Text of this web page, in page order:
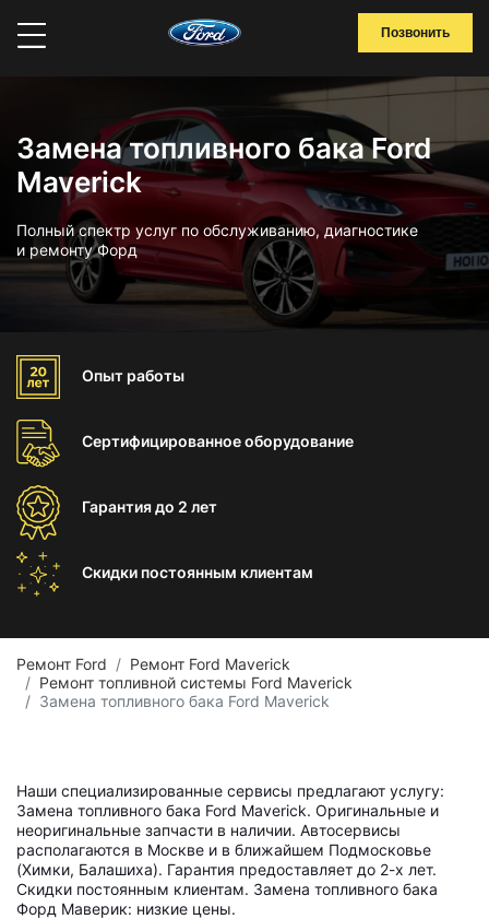
Позвонить
Замена топливного бака Ford
Maverick
Полный спектр услуг по обслуживанию, диагностике
и ремонту Форд
Опыт работы
Сертифицированноеоборудование
Гарантиядо 2 лет
Скидки постоянным клиентам
Ремонт Ford
Ремонт Ford Maverick
Ремонт топливной системы Ford Maverick
Замена топливного бака Ford Maverick
Наши специализированные сервисы предлагают услугу:
Замена топливного бака Ford Maverick. Оригинальные и
неоригинальные запчасти в наличии. Автосервисы
располагаются в Москве и в ближайшем Подмосковье
(Химки, Балашиха). Гарантия предоставляет до 2-х лет.
Скидки постоянным клиентам. Замена топливного бака
Форд Маверик: низкие цены.